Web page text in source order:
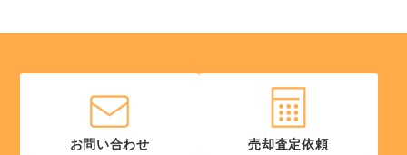
お問い合わせ 売却査定依頼